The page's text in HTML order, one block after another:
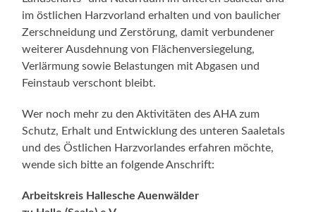
im östlichen Harzvorland erhalten und von baulicher
Zerschneidung und Zerstörung, damit verbundener
weiterer Ausdehnung von Flächenversiegelung,
Verlärmung sowie Belastungen mit Abgasen und
Feinstaub verschont bleibt.
Wer noch mehr zu den Aktivitäten des AHA zum
Schutz, Erhalt und Entwicklung des unteren Saaletals
und des Östlichen Harzvorlandes erfahren möchte,
wende sich bitte an folgende Anschrift:
Arbeitskreis Hallesche Auenwälder